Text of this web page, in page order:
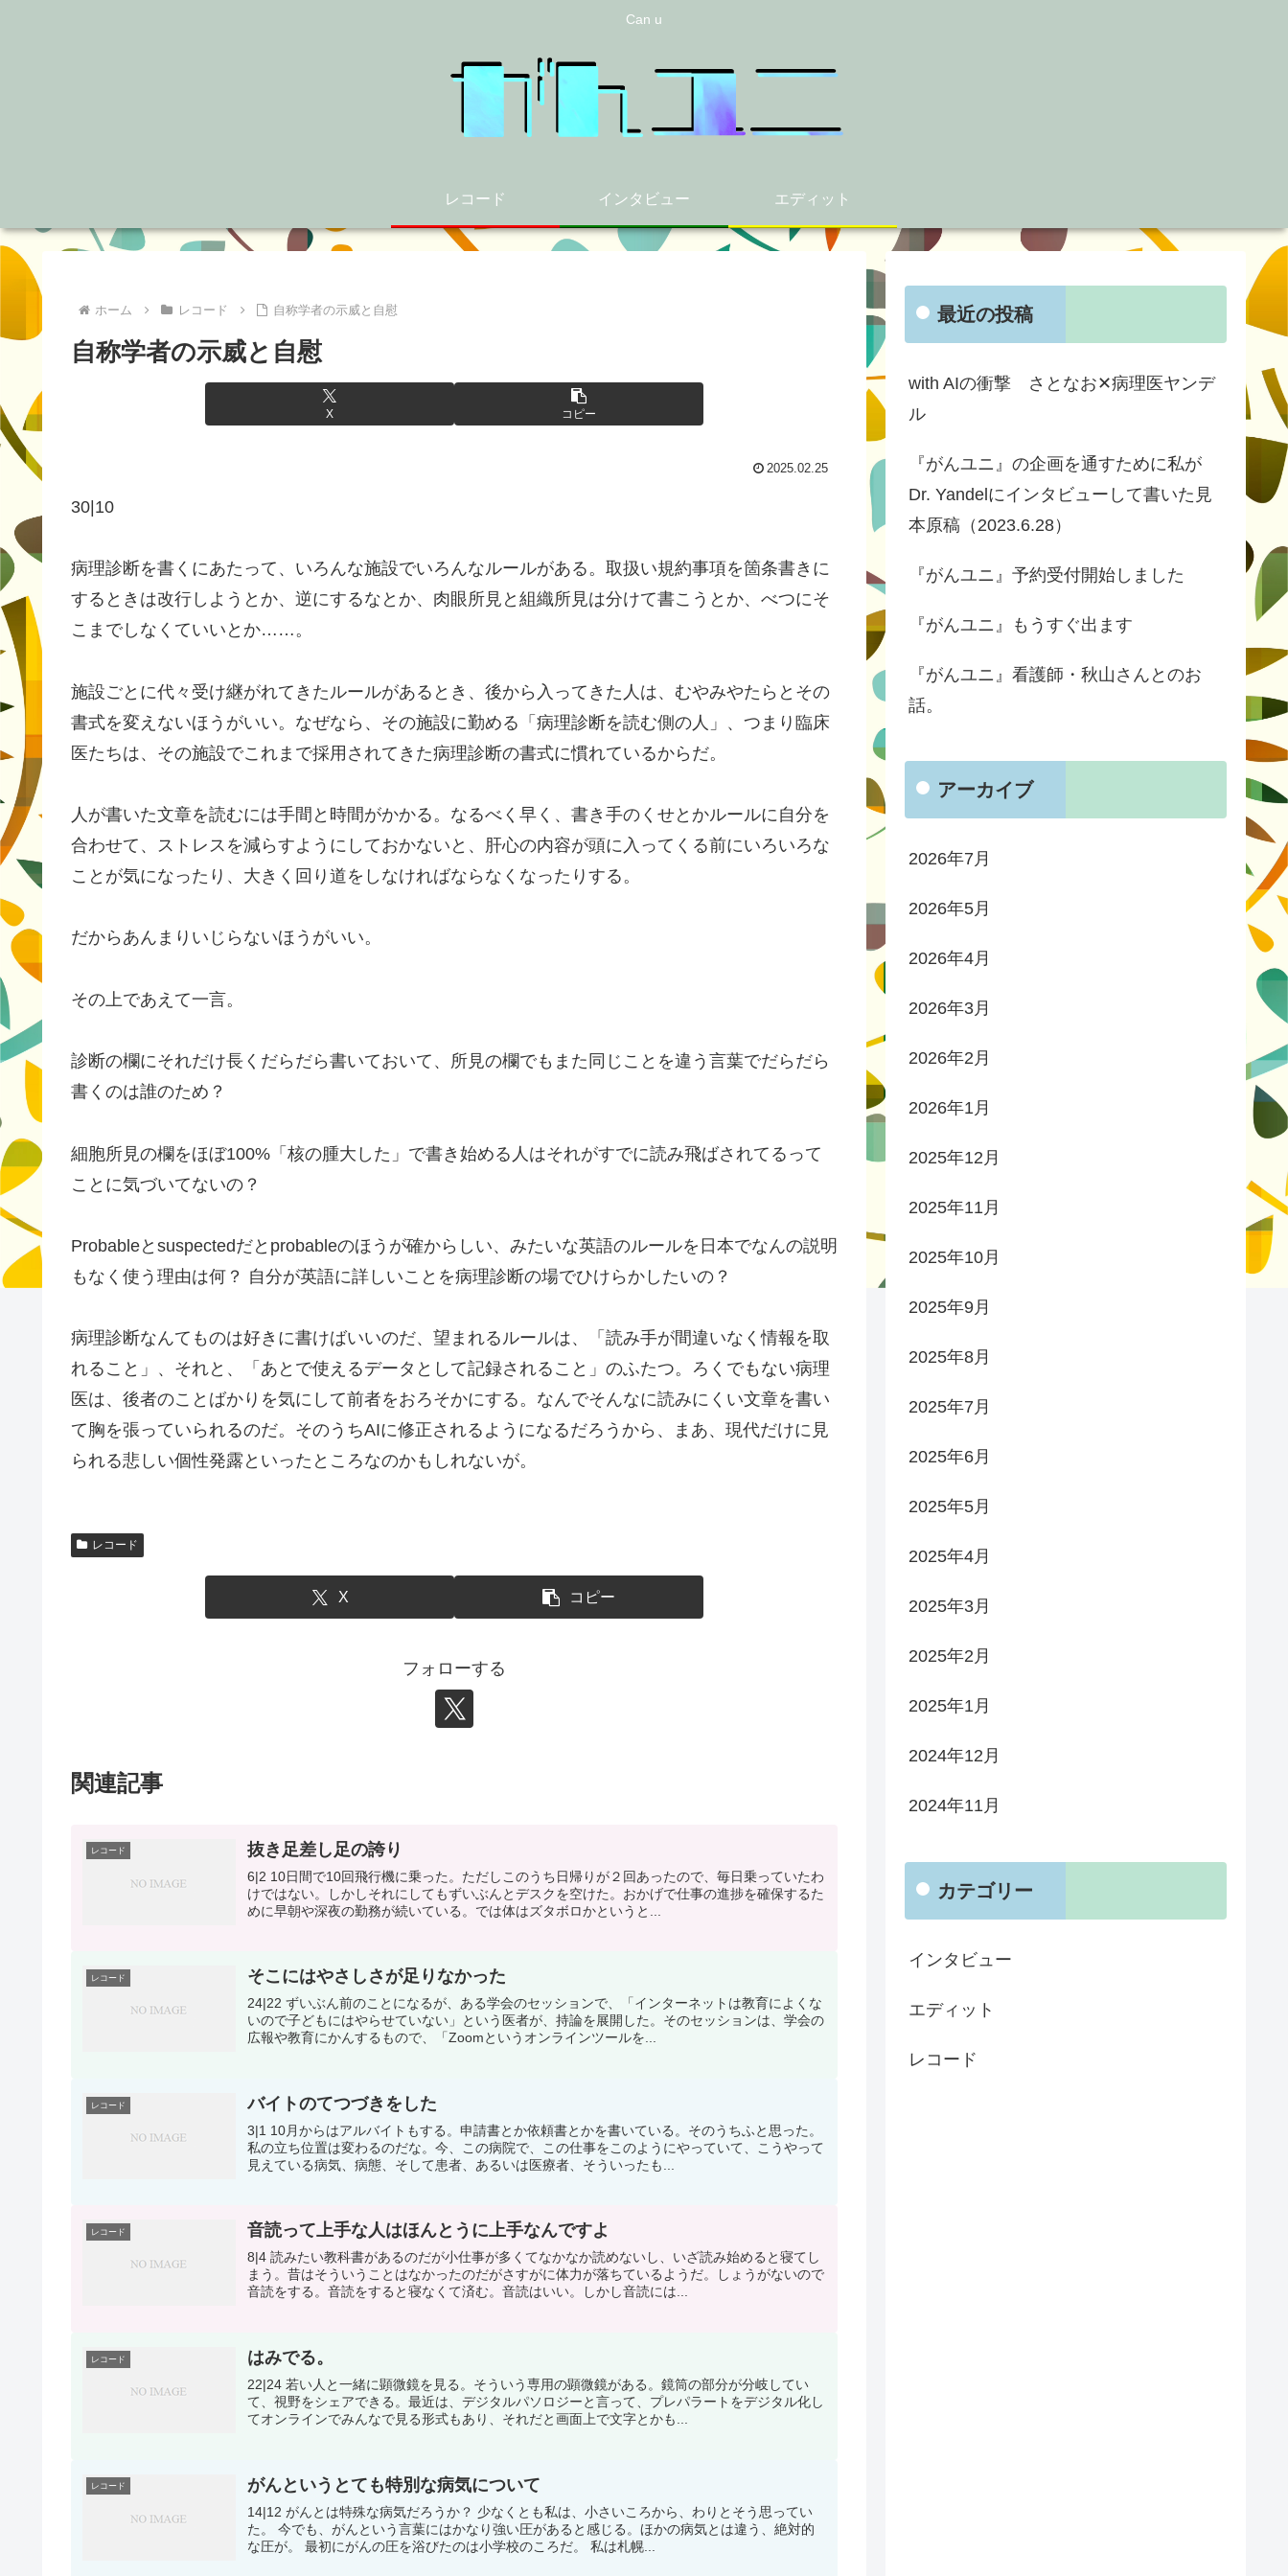
Can u
レコード インタビュー エディット
ホーム レコード 自称学者の示威と自慰
自称学者の示威と自慰
X コピー
2025.02.25
30|10
病理診断を書くにあたって、いろんな施設でいろんなルールがある。取扱い規約事項を箇条書きに
するときは改行しようとか、逆にするなとか、肉眼所見と組織所見は分けて書こうとか、べつにそ
こまでしなくていいとか……。
施設ごとに代々受け継がれてきたルールがあるとき、後から入ってきた人は、むやみやたらとその
書式を変えないほうがいい。なぜなら、その施設に勤める「病理診断を読む側の人」、つまり臨床
医たちは、その施設でこれまで採用されてきた病理診断の書式に慣れているからだ。
人が書いた文章を読むには手間と時間がかかる。なるべく早く、書き手のくせとかルールに自分を
合わせて、ストレスを減らすようにしておかないと、肝心の内容が頭に入ってくる前にいろいろな
ことが気になったり、大きく回り道をしなければならなくなったりする。
だからあんまりいじらないほうがいい。
その上であえて一言。
診断の欄にそれだけ長くだらだら書いておいて、所見の欄でもまた同じことを違う言葉でだらだら
書くのは誰のため？
細胞所見の欄をほぼ100%「核の腫大した」で書き始める人はそれがすでに読み飛ばされてるって
ことに気づいてないの？
Probableとsuspectedだとprobableのほうが確からしい、みたいな英語のルールを日本でなんの説明
もなく使う理由は何？ 自分が英語に詳しいことを病理診断の場でひけらかしたいの？
病理診断なんてものは好きに書けばいいのだ、望まれるルールは、「読み手が間違いなく情報を取
れること」、それと、「あとで使えるデータとして記録されること」のふたつ。ろくでもない病理
医は、後者のことばかりを気にして前者をおろそかにする。なんでそんなに読みにくい文章を書い
て胸を張っていられるのだ。そのうちAIに修正されるようになるだろうから、まあ、現代だけに見
られる悲しい個性発露といったところなのかもしれないが。
レコード
X コピー
フォローする
関連記事
レコード 抜き足差し足の誇り
6|2 10日間で10回飛行機に乗った。ただしこのうち日帰りが２回あったので、毎日乗っていたわ
けではない。しかしそれにしてもずいぶんとデスクを空けた。おかげで仕事の進捗を確保するた
めに早朝や深夜の勤務が続いている。では体はズタボロかというと...
レコード そこにはやさしさが足りなかった
24|22 ずいぶん前のことになるが、ある学会のセッションで、「インターネットは教育によくな
いので子どもにはやらせていない」という医者が、持論を展開した。そのセッションは、学会の
広報や教育にかんするもので、「Zoomというオンラインツールを...
レコード バイトのてつづきをした
3|1 10月からはアルバイトもする。申請書とか依頼書とかを書いている。そのうちふと思った。
私の立ち位置は変わるのだな。今、この病院で、この仕事をこのようにやっていて、こうやって
見えている病気、病態、そして患者、あるいは医療者、そういったも...
レコード 音読って上手な人はほんとうに上手なんですよ
8|4 読みたい教科書があるのだが小仕事が多くてなかなか読めないし、いざ読み始めると寝てし
まう。昔はそういうことはなかったのだがさすがに体力が落ちているようだ。しょうがないので
音読をする。音読をすると寝なくて済む。音読はいい。しかし音読には...
レコード はみでる。
22|24 若い人と一緒に顕微鏡を見る。そういう専用の顕微鏡がある。鏡筒の部分が分岐してい
て、視野をシェアできる。最近は、デジタルパソロジーと言って、プレパラートをデジタル化し
てオンラインでみんなで見る形式もあり、それだと画面上で文字とかも...
レコード がんというとても特別な病気について
14|12 がんとは特殊な病気だろうか？ 少なくとも私は、小さいころから、わりとそう思ってい
た。 今でも、がんという言葉にはかなり強い圧があると感じる。ほかの病気とは違う、絶対的
な圧が。 最初にがんの圧を浴びたのは小学校のころだ。 私は札幌...
最近の投稿
with AIの衝撃 さとなお✕病理医ヤンデ
ル
『がんユニ』の企画を通すために私が
Dr. Yandelにインタビューして書いた見
本原稿（2023.6.28）
『がんユニ』予約受付開始しました
『がんユニ』もうすぐ出ます
『がんユニ』看護師・秋山さんとのお
話。
アーカイブ
2026年7月
2026年5月
2026年4月
2026年3月
2026年2月
2026年1月
2025年12月
2025年11月
2025年10月
2025年9月
2025年8月
2025年7月
2025年6月
2025年5月
2025年4月
2025年3月
2025年2月
2025年1月
2024年12月
2024年11月
カテゴリー
インタビュー
エディット
レコード